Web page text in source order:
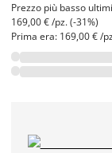
Prezzo più basso
169,00 € /pz. (-31%)
Prima era: 169,00 € /